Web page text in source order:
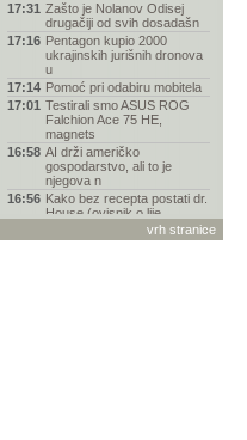
17:31 Zašto je Nolanov Odisej
drugačiji od svih dosadašn
17:16 Pentagon kupio 2000
ukrajinskih jurišnih dronova
u
17:14 Pomoć pri odabiru mobitela
17:01 Testirali smo ASUS ROG
Falchion Ace 75 HE,
magnets
16:58 AI drži američko
gospodarstvo, ali to je
njegova n
16:56 Kako bez recepta postati dr.
House (ovisnik o lije
Policajac prerušen u grm
hvatao vozače koji korist
vrh stranice